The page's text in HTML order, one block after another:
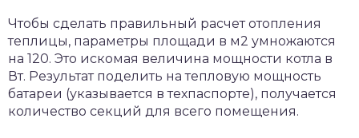
Чтобы сделать правильный расчет отопления
теплицы, параметры площади в м2 умножаются
на 120. Это искомая величина мощности котла в
Вт. Результат поделить на тепловую мощность
батареи (указывается в техпаспорте), получается
количество секций для всего помещения.